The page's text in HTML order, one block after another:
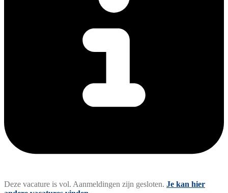
Deze vacature is vol. Aanmeldingen zijn gesloten. Je kan hier